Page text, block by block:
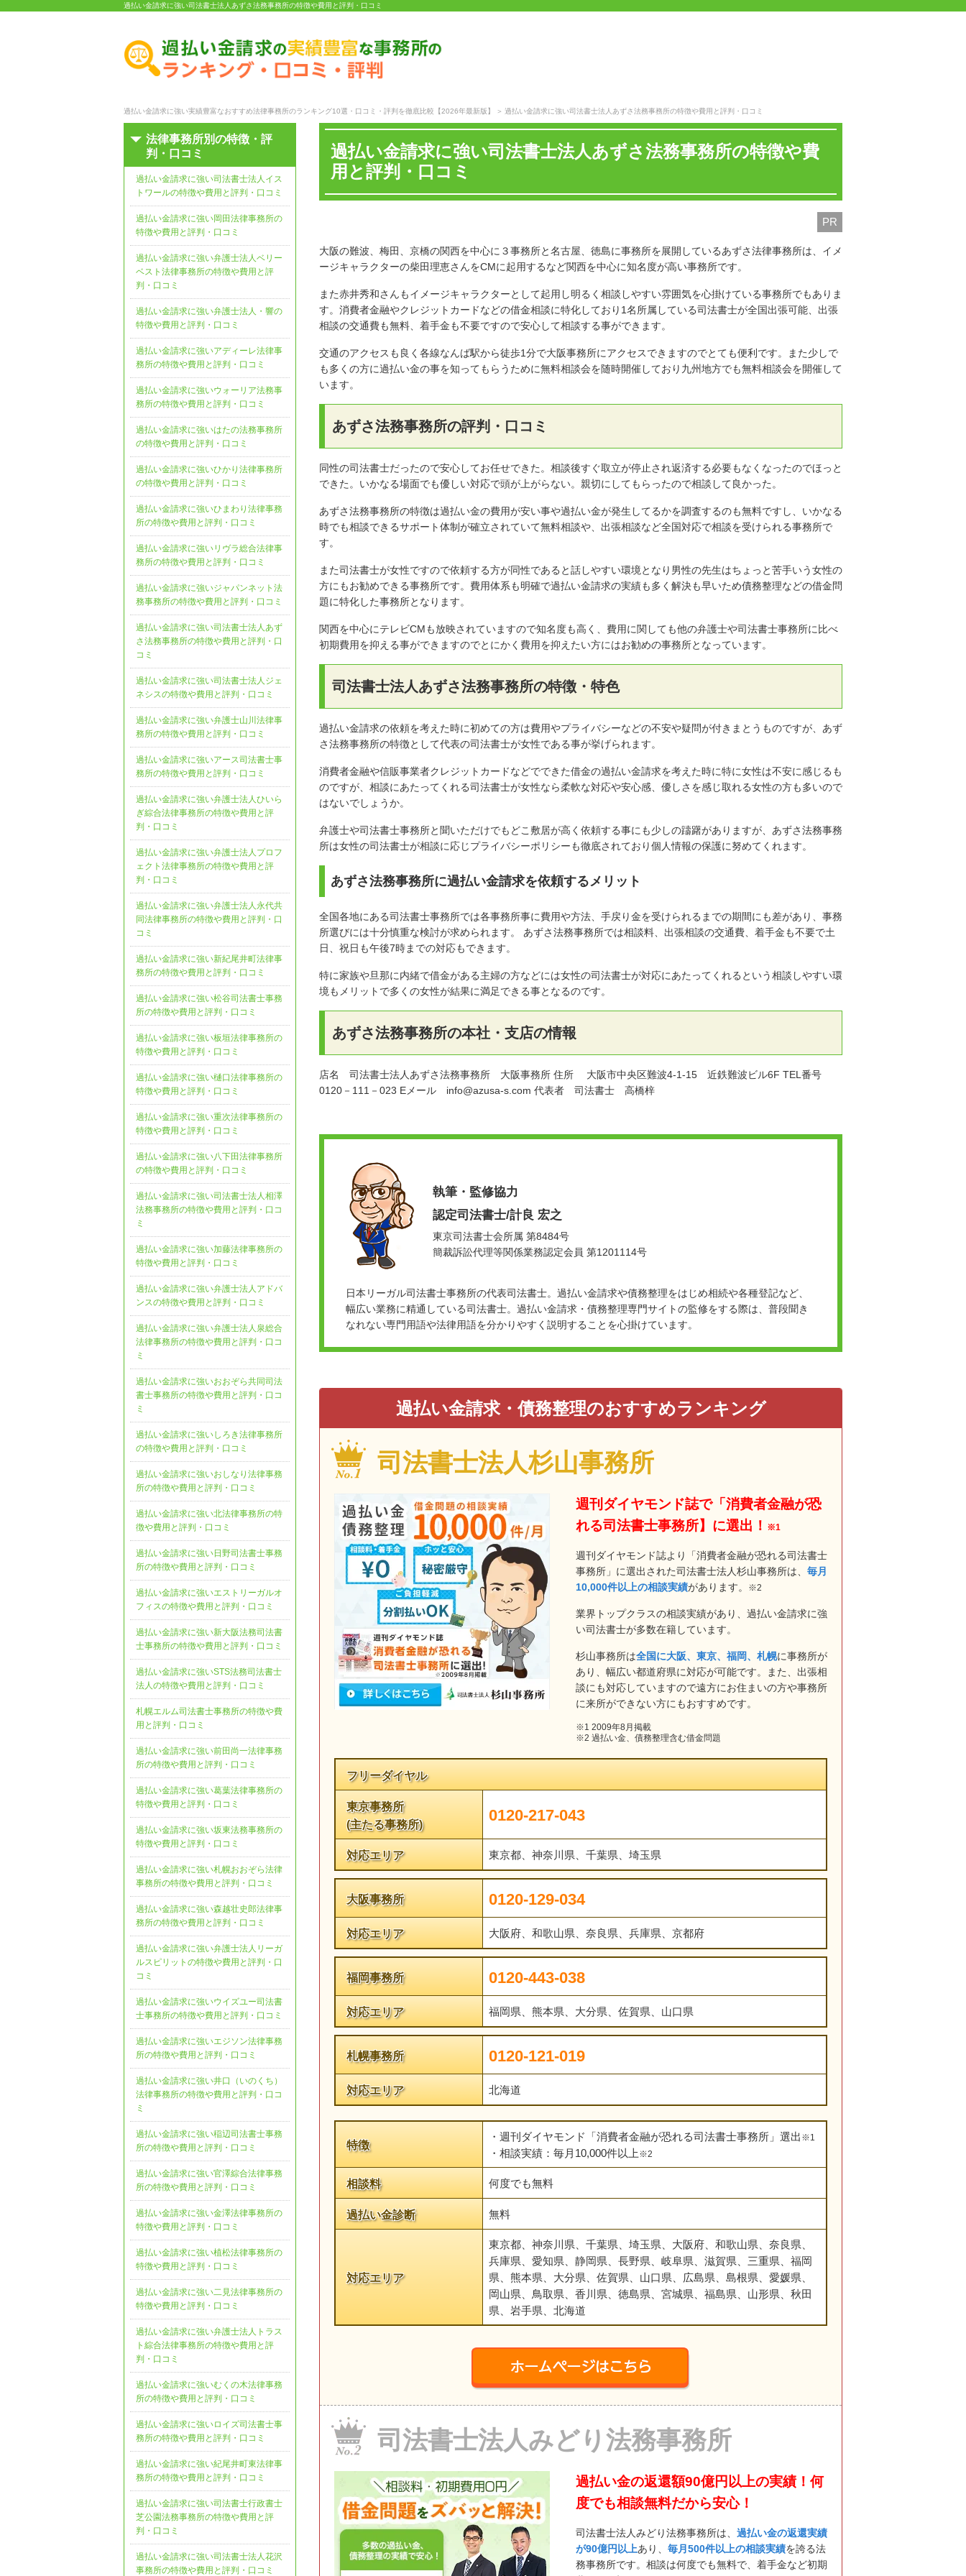
過払い金請求に強い司法書士法人あずさ法務事務所の特徴や費用と評判・口コミ
過払い金請求に強い実績豊富なおすすめ法律事務所のランキング10選・口コミ・評判を徹底比較【2026年最新版】 過払い金請求に強い司法書士法人あずさ法務事務所の特徴や費用と評判・口コミ
過払い金請求に強い司法書士法人あずさ法務事務所の特徴や費
用と評判・口コミ
PR
大阪の難波、梅田、京橋の関西を中心に３事務所と名古屋、徳島に事務所を展開しているあずさ法律事務所は、イメ
ージキャラクターの柴田理恵さんをCMに起用するなど関西を中心に知名度が高い事務所です。
また赤井秀和さんもイメージキャラクターとして起用し明るく相談しやすい雰囲気を心掛けている事務所でもありま
す。消費者金融やクレジットカードなどの借金相談に特化しており1名所属している司法書士が全国出張可能、出張
相談の交通費も無料、着手金も不要ですので安心して相談する事ができます。
交通のアクセスも良く各線なんば駅から徒歩1分で大阪事務所にアクセスできますのでとても便利です。また少しで
も多くの方に過払い金の事を知ってもらうために無料相談会を随時開催しており九州地方でも無料相談会を開催して
います。
あずさ法務事務所の評判・口コミ
同性の司法書士だったので安心してお任せできた。相談後すぐ取立が停止され返済する必要もなくなったのでほっと
できた。いかなる場面でも優しい対応で頭が上がらない。親切にしてもらったので相談して良かった。
あずさ法務事務所の特徴は過払い金の費用が安い事や過払い金が発生してるかを調査するのも無料ですし、いかなる
時でも相談できるサポート体制が確立されていて無料相談や、出張相談など全国対応で相談を受けられる事務所で
す。
また司法書士が女性ですので依頼する方が同性であると話しやすい環境となり男性の先生はちょっと苦手いう女性の
方にもお勧めできる事務所です。費用体系も明確で過払い金請求の実績も多く解決も早いため債務整理などの借金問
題に特化した事務所となります。
関西を中心にテレビCMも放映されていますので知名度も高く、費用に関しても他の弁護士や司法書士事務所に比べ
初期費用を抑える事ができますのでとにかく費用を抑えたい方にはお勧めの事務所となっています。
司法書士法人あずさ法務事務所の特徴・特色
過払い金請求の依頼を考えた時に初めての方は費用やプライバシーなどの不安や疑問が付きまとうものですが、あず
さ法務事務所の特徴として代表の司法書士が女性である事が挙げられます。
消費者金融や信販事業者クレジットカードなどでできた借金の過払い金請求を考えた時に特に女性は不安に感じるも
のですが、相談にあたってくれる司法書士が女性なら柔軟な対応や安心感、優しさを感じ取れる女性の方も多いので
はないでしょうか。
弁護士や司法書士事務所と聞いただけでもどこ敷居が高く依頼する事にも少しの躊躇がありますが、あずさ法務事務
所は女性の司法書士が相談に応じプライバシーポリシーも徹底されており個人情報の保護に努めてくれます。
あずさ法務事務所に過払い金請求を依頼するメリット
全国各地にある司法書士事務所では各事務所事に費用や方法、手戻り金を受けられるまでの期間にも差があり、事務
所選びには十分慎重な検討が求められます。 あずさ法務事務所では相談料、出張相談の交通費、着手金も不要で土
日、祝日も午後7時までの対応もできます。
特に家族や旦那に内緒で借金がある主婦の方などには女性の司法書士が対応にあたってくれるという相談しやすい環
境もメリットで多くの女性が結果に満足できる事となるのです。
あずさ法務事務所の本社・支店の情報
店名 司法書士法人あずさ法務事務所 大阪事務所 住所 大阪市中央区難波4-1-15 近鉄難波ビル6F TEL番号
0120－111－023 Eメール info@azusa-s.com 代表者 司法書士 高橋梓
執筆・監修協力
認定司法書士/計良 宏之
東京司法書士会所属 第8484号
簡裁訴訟代理等関係業務認定会員 第1201114号
日本リーガル司法書士事務所の代表司法書士。過払い金請求や債務整理をはじめ相続や各種登記など、
幅広い業務に精通している司法書士。過払い金請求・債務整理専門サイトの監修をする際は、普段聞き
なれない専門用語や法律用語を分かりやすく説明することを心掛けています。
過払い金請求・債務整理のおすすめランキング
司法書士法人杉山事務所
週刊ダイヤモンド誌で「消費者金融が恐
れる司法書士事務所】に選出！ ※1
週刊ダイヤモンド誌より「消費者金融が恐れる司法書士
事務所」に選出された司法書士法人杉山事務所は、 毎月
10,000件以上の相談実績があります。 ※2
業界トップクラスの相談実績があり、過払い金請求に強
い司法書士が多数在籍しています。
杉山事務所は全国に大阪、東京、福岡、札幌に事務所が
あり、幅広い都道府県に対応が可能です。また、出張相
談にも対応していますので遠方にお住まいの方や事務所
に来所ができない方にもおすすめです。
※1 2009年8月掲載
※2 過払い金、債務整理含む借金問題
フリーダイヤル
東京事務所
(主たる事務所)
0120-217-043
対応エリア 東京都、神奈川県、千葉県、埼玉県
大阪事務所 0120-129-034
対応エリア 大阪府、和歌山県、奈良県、兵庫県、京都府
福岡事務所 0120-443-038
対応エリア 福岡県、熊本県、大分県、佐賀県、山口県
札幌事務所 0120-121-019
対応エリア 北海道
特徴
・週刊ダイヤモンド「消費者金融が恐れる司法書士事務所」選出 ※1
・相談実績：毎月10,000件以上 ※2
相談料 何度でも無料
過払い金診断 無料
対応エリア
東京都、神奈川県、千葉県、埼玉県、大阪府、和歌山県、奈良県、
兵庫県、愛知県、静岡県、長野県、岐阜県、滋賀県、三重県、福岡
県、熊本県、大分県、佐賀県、山口県、広島県、島根県、愛媛県、
岡山県、鳥取県、香川県、徳島県、宮城県、福島県、山形県、秋田
県、岩手県、北海道
司法書士法人みどり法務事務所
過払い金の返還額90億円以上の実績！何
度でも相談無料だから安心！
司法書士法人みどり法務事務所は、 過払い金の返還実績
が90億円以上あり、 毎月500件以上の相談実績を誇る法
務事務所です。相談は何度でも無料で、着手金など初期
法律事務所別の特徴・評
判・口コミ
過払い金請求に強い司法書士法人イス
トワールの特徴や費用と評判・口コミ
過払い金請求に強い岡田法律事務所の
特徴や費用と評判・口コミ
過払い金請求に強い弁護士法人ベリー
ベスト法律事務所の特徴や費用と評
判・口コミ
過払い金請求に強い弁護士法人・響の
特徴や費用と評判・口コミ
過払い金請求に強いアディーレ法律事
務所の特徴や費用と評判・口コミ
過払い金請求に強いウォーリア法務事
務所の特徴や費用と評判・口コミ
過払い金請求に強いはたの法務事務所
の特徴や費用と評判・口コミ
過払い金請求に強いひかり法律事務所
の特徴や費用と評判・口コミ
過払い金請求に強いひまわり法律事務
所の特徴や費用と評判・口コミ
過払い金請求に強いリヴラ総合法律事
務所の特徴や費用と評判・口コミ
過払い金請求に強いジャパンネット法
務事務所の特徴や費用と評判・口コミ
過払い金請求に強い司法書士法人あず
さ法務事務所の特徴や費用と評判・口
コミ
過払い金請求に強い司法書士法人ジェ
ネシスの特徴や費用と評判・口コミ
過払い金請求に強い弁護士山川法律事
務所の特徴や費用と評判・口コミ
過払い金請求に強いアース司法書士事
務所の特徴や費用と評判・口コミ
過払い金請求に強い弁護士法人ひいら
ぎ綜合法律事務所の特徴や費用と評
判・口コミ
過払い金請求に強い弁護士法人プロフ
ェクト法律事務所の特徴や費用と評
判・口コミ
過払い金請求に強い弁護士法人永代共
同法律事務所の特徴や費用と評判・口
コミ
過払い金請求に強い新紀尾井町法律事
務所の特徴や費用と評判・口コミ
過払い金請求に強い松谷司法書士事務
所の特徴や費用と評判・口コミ
過払い金請求に強い板垣法律事務所の
特徴や費用と評判・口コミ
過払い金請求に強い樋口法律事務所の
特徴や費用と評判・口コミ
過払い金請求に強い重次法律事務所の
特徴や費用と評判・口コミ
過払い金請求に強い八下田法律事務所
の特徴や費用と評判・口コミ
過払い金請求に強い司法書士法人相澤
法務事務所の特徴や費用と評判・口コ
ミ
過払い金請求に強い加藤法律事務所の
特徴や費用と評判・口コミ
過払い金請求に強い弁護士法人アドバ
ンスの特徴や費用と評判・口コミ
過払い金請求に強い弁護士法人泉総合
法律事務所の特徴や費用と評判・口コ
ミ
過払い金請求に強いおおぞら共同司法
書士事務所の特徴や費用と評判・口コ
ミ
過払い金請求に強いしろき法律事務所
の特徴や費用と評判・口コミ
過払い金請求に強いおしなり法律事務
所の特徴や費用と評判・口コミ
過払い金請求に強い北法律事務所の特
徴や費用と評判・口コミ
過払い金請求に強い日野司法書士事務
所の特徴や費用と評判・口コミ
過払い金請求に強いエストリーガルオ
フィスの特徴や費用と評判・口コミ
過払い金請求に強い新大阪法務司法書
士事務所の特徴や費用と評判・口コミ
過払い金請求に強いSTS法務司法書士
法人の特徴や費用と評判・口コミ
札幌エルム司法書士事務所の特徴や費
用と評判・口コミ
過払い金請求に強い前田尚一法律事務
所の特徴や費用と評判・口コミ
過払い金請求に強い葛葉法律事務所の
特徴や費用と評判・口コミ
過払い金請求に強い坂東法務事務所の
特徴や費用と評判・口コミ
過払い金請求に強い札幌おおぞら法律
事務所の特徴や費用と評判・口コミ
過払い金請求に強い森越壮史郎法律事
務所の特徴や費用と評判・口コミ
過払い金請求に強い弁護士法人リーガ
ルスピリットの特徴や費用と評判・口
コミ
過払い金請求に強いウイズユー司法書
士事務所の特徴や費用と評判・口コミ
過払い金請求に強いエジソン法律事務
所の特徴や費用と評判・口コミ
過払い金請求に強い井口（いのくち）
法律事務所の特徴や費用と評判・口コ
ミ
過払い金請求に強い稲辺司法書士事務
所の特徴や費用と評判・口コミ
過払い金請求に強い官澤綜合法律事務
所の特徴や費用と評判・口コミ
過払い金請求に強い金澤法律事務所の
特徴や費用と評判・口コミ
過払い金請求に強い植松法律事務所の
特徴や費用と評判・口コミ
過払い金請求に強い二見法律事務所の
特徴や費用と評判・口コミ
過払い金請求に強い弁護士法人トラス
ト綜合法律事務所の特徴や費用と評
判・口コミ
過払い金請求に強いむくの木法律事務
所の特徴や費用と評判・口コミ
過払い金請求に強いロイズ司法書士事
務所の特徴や費用と評判・口コミ
過払い金請求に強い紀尾井町東法律事
務所の特徴や費用と評判・口コミ
過払い金請求に強い司法書士行政書士
芝公園法務事務所の特徴や費用と評
判・口コミ
過払い金請求に強い司法書士法人花沢
事務所の特徴や費用と評判・口コミ